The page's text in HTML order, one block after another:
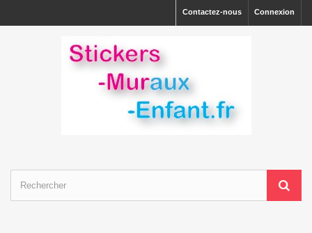
Connexion
Contactez-nous